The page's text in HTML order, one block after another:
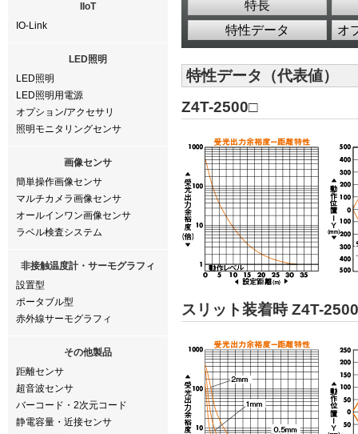
IIoT
IO-Link
LED照明
LED照明
LED照明用電源
オプション/アクセサリ
照明モニタリングセンサ
画像センサ
簡単操作画像センサ
マルチカメラ画像センサ
オールインワン画像センサ
ラベル検査システム
非接触温度計・サーモグラフィ
設置型
ポータブル型
赤外線サーモグラフィ
その他製品
距離センサ
超音波センサ
バーコード・2次元コード
静電容量・近接センサ
特長
特性データ
オ
特性データ（代表値）
Z4T-2500□
スリット装着時 Z4T-